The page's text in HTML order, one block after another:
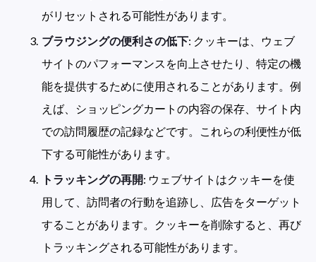
がリセットされる可能性があります。
ブラウジングの便利さの低下: クッキーは、ウェブ
サイトのパフォーマンスを向上させたり、特定の機
能を提供するために使用されることがあります。例
えば、ショッピングカートの内容の保存、サイト内
での訪問履歴の記録などです。これらの利便性が低
下する可能性があります。
トラッキングの再開: ウェブサイトはクッキーを使
用して、訪問者の行動を追跡し、広告をターゲット
することがあります。クッキーを削除すると、再び
トラッキングされる可能性があります。